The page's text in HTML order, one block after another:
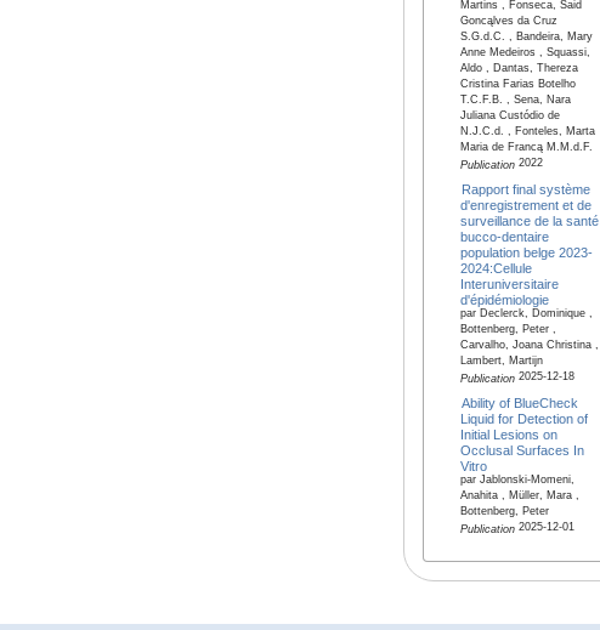
Martins , Fonseca, Said
Goncąlves da Cruz
S.G.d.C. , Bandeira, Mary
Anne Medeiros , Squassi,
Aldo , Dantas, Thereza
Cristina Farias Botelho
T.C.F.B. , Sena, Nara
Juliana Custódio de
N.J.C.d. , Fonteles, Marta
Maria de Francą M.M.d.F.
Publication2022
Rapport final système
d'enregistrement et de
surveillance de la santé
bucco-dentaire
population belge 2023-
2024:Cellule
Interuniversitaire
d'épidémiologie
par Declerck, Dominique ,
Bottenberg, Peter ,
Carvalho, Joana Christina ,
Lambert, Martijn
Publication2025-12-18
Ability of BlueCheck
Liquid for Detection of
Initial Lesions on
Occlusal Surfaces In
Vitro
par Jablonski-Momeni,
Anahita , Müller, Mara ,
Bottenberg, Peter
Publication2025-12-01